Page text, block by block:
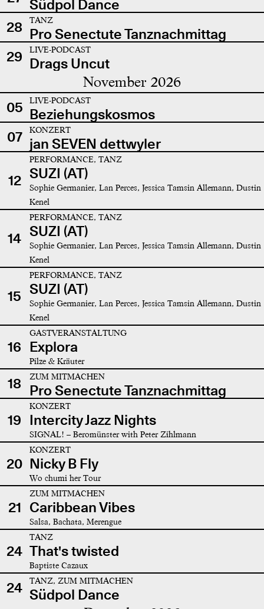
Südpol Dance
28
TANZ
Pro Senectute Tanznachmittag
29
LIVE-PODCAST
Drags Uncut
November 2026
05 LIVE-PODCAST
Beziehungskosmos
07
KONZERT
jan SEVEN dettwyler
12
PERFORMANCE, TANZ
SUZI (AT)
Sophie Germanier, Lan Perces, Jessica Tamsin Allemann, Dustin
Kenel
14
PERFORMANCE, TANZ
SUZI (AT)
Sophie Germanier, Lan Perces, Jessica Tamsin Allemann, Dustin
Kenel
15
PERFORMANCE, TANZ
SUZI (AT)
Sophie Germanier, Lan Perces, Jessica Tamsin Allemann, Dustin
Kenel
16
GASTVERANSTALTUNG
Explora
Pilze & Kräuter
18 ZUM MITMACHEN
Pro Senectute Tanznachmittag
19
KONZERT
Intercity Jazz Nights
SIGNAL! – Beromünster with Peter Zihlmann
20
KONZERT
Nicky B Fly
Wo chumi her Tour
21
ZUM MITMACHEN
Caribbean Vibes
Salsa, Bachata, Merengue
24
TANZ
That's twisted
Baptiste Cazaux
24 TANZ, ZUM MITMACHEN
Südpol Dance